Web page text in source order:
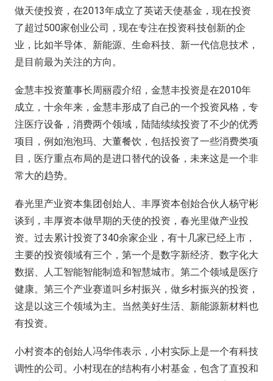
做天使投资，在2013年成立了英诺天使基金，现在投资
了超过500家创业公司，现在专注在投资科技创新的企
业，比如半导体、新能源、生命科技、新一代信息技术，
是目前最为关注的方向。
金慧丰投资董事长周丽霞介绍，金慧丰投资是在2010年
成立，十余年来，金慧丰形成了自己的一个投资风格，专
注医疗设备，消费两个领域，陆陆续续投资了不少的优秀
项目，例如泡泡玛、大董餐饮，包括投资了一些消费类项
目，医疗重点布局的是进口替代的设备，未来这是一个非
常大的趋势。
春光里产业资本集团创始人、丰厚资本创始合伙人杨守彬
谈到，丰厚资本做早期的天使的投资，春光里做产业投
资。过去累计投资了340余家企业，有十几家已经上市，
主要的投资领域有三个，第一个是数字新经济、数字化大
数据、人工智能智能制造和智慧城市。第二个领域是医疗
健康。第三个产业赛道叫乡村振兴，做乡村振兴的投资，
这是以这三个领域为主。当然美好生活、新能源新材料也
有投资。
小村资本的创始人冯华伟表示，小村实际上是一个有科技
调性的公司。小村现在的结构有小村基金，包含了直投和